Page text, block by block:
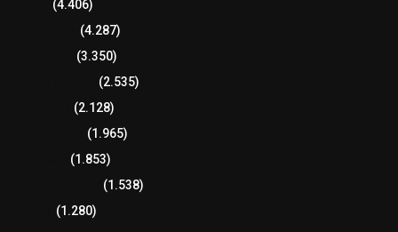
(4.406)
(4.287)
(3.350)
(2.535)
(2.128)
(1.965)
(1.853)
(1.538)
(1.280)